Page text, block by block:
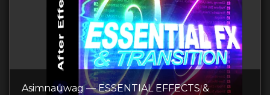
Asimnauwag — ESSENTIAL EFFECTS &